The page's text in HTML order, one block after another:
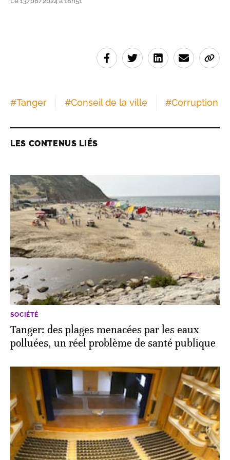
#Tanger #Conseil de la ville #Corruption
LES CONTENUS LIÉS
SOCIÉTÉ
Tanger: des plages menacées par les eaux
polluées, un réel problème de santé publique